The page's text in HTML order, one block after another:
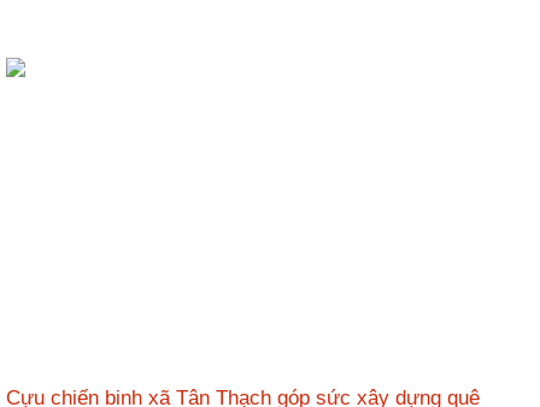
Cựu chiến binh xã Tân Thạch góp sức xây dựng quê